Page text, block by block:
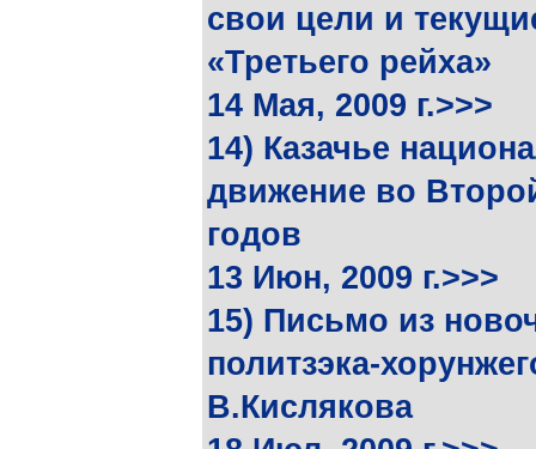
свои цели и
«Третьего рейха»
14 Мая, 2009 г.>>>
14) Казачье
движение во
годов
13 Июн, 2009 г.>>>
15) Письмо из
политзэка-
В.Кислякова